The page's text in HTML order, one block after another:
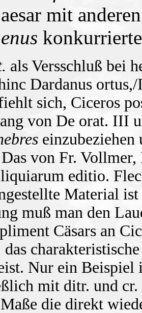
mit
als Versschluß bei
Dardanus
sich, Ciceros
von De orat. III
von Fr.
editio.
Material
muß man den
Cäsars an
das
Nur ein
mit ditr. und
die direkt